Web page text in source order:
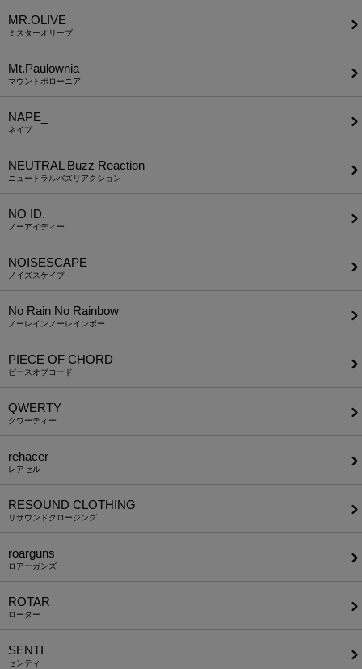
MR.OLIVE
ミスターオリーブ
Mt.Paulownia
マウントポローニア
NAPE_
ネイプ
NEUTRAL Buzz Reaction
ニュートラルバズリアクション
NO ID.
ノーアイディー
NOISESCAPE
ノイズスケイプ
No Rain No Rainbow
ノーレインノーレインボー
PIECE OF CHORD
ピースオブコード
QWERTY
クワーティー
rehacer
レアセル
RESOUND CLOTHING
リサウンドクロージング
roarguns
ロアーガンズ
ROTAR
ローター
SENTI
センティ